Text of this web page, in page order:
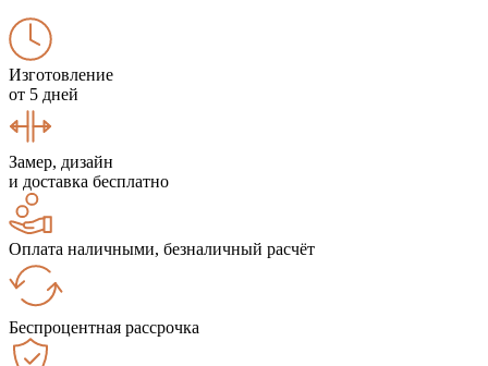
Изготовление
от 5 дней
Замер, дизайн
и доставка бесплатно
Оплата наличными, безналичный расчёт
Беспроцентная рассрочка